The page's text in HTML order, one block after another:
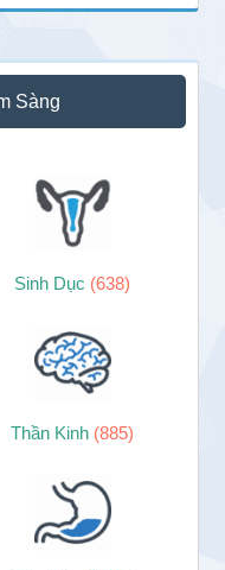
Sàng
Sinh Dục (638)
Thần Kinh (885)